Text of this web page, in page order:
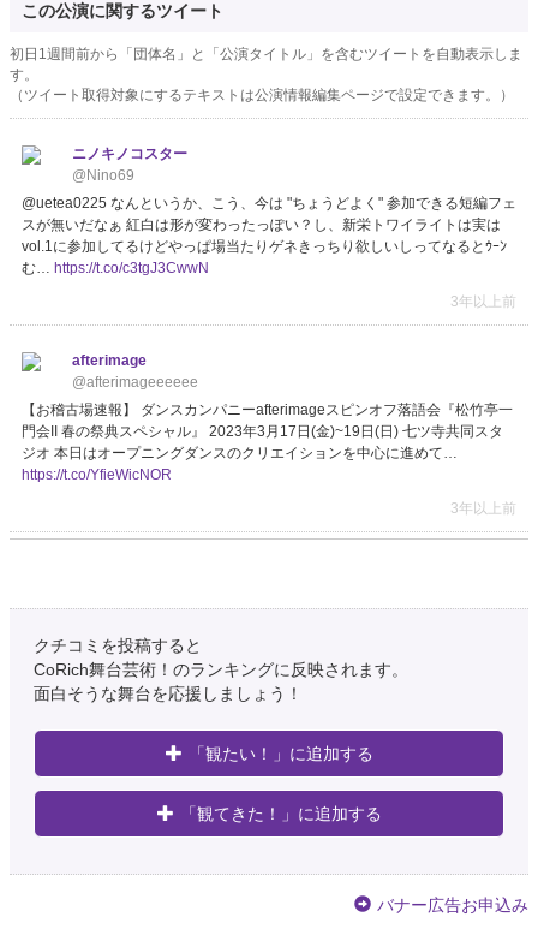
この公演に関するツイート
初日1週間前から「団体名」と「公演タイトル」を含むツイートを自動表示しま
す。
（ツイート取得対象にするテキストは公演情報編集ページで設定できます。）
ニノキノコスター
@Nino69
@uetea0225 なんというか、こう、今は "ちょうどよく" 参加できる短編フェ
スが無いだなぁ 紅白は形が変わったっぽい？し、新栄トワイライトは実は
vol.1に参加してるけどやっぱ場当たりゲネきっちり欲しいしってなるとｳｰﾝ
む… https://t.co/c3tgJ3CwwN
3年以上前
afterimage
@afterimageeeeee
【お稽古場速報】 ダンスカンパニーafterimageスピンオフ落語会『松竹亭一
門会II 春の祭典スペシャル』 2023年3月17日(金)~19日(日) 七ツ寺共同スタ
ジオ 本日はオープニングダンスのクリエイションを中心に進めて…
https://t.co/YfieWicNOR
3年以上前
タとしては久々の東京公演。 コンクールですが是非どの作品もお楽しみ下さ
い！ 3/1水19時 4土16時 下北沢｢劇｣小劇場 ¥200…
https://t.co/4WpqHniyDL
#サトくんのこと
堀江善弘 🥞またの名を松竹亭撃鉄🍣
@horipokkur
あっし、松竹亭撃鉄と申しやす。 この度末弟の白米が出来たので兄弟子と相
クチコミを投稿すると
CoRich舞台芸術！のランキングに反映されます。
面白そうな舞台を応援しましょう！
「観たい！」に追加する
「観てきた！」に追加する
バナー広告お申込み